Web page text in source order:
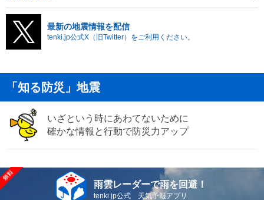
最新の地震情報を配信
tenki.jp公式X（旧Twitter）をご利用ください。
「知る防災」地震
いざという時にあわてないために
確かな情報と行動で防災力アップ
雨雲レーダーで雨を回避！
tenki.jp公式 天気予報アプリ